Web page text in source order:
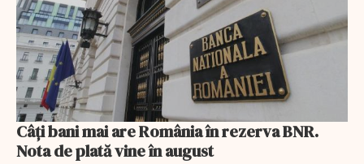
Câți bani mai are România în rezerva BNR.
Nota de plată vine în august